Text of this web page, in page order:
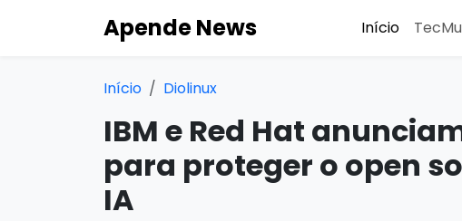
Apende News Início
Início Diolinux
IBM e Red Hat
para proteger o open
IA